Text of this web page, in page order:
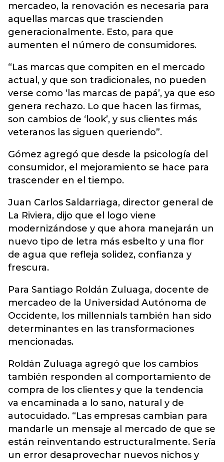
mercadeo, la renovación es necesaria para
aquellas marcas que trascienden
generacionalmente. Esto, para que
aumenten el número de consumidores.
“Las marcas que compiten en el mercado
actual, y que son tradicionales, no pueden
verse como ‘las marcas de papá’, ya que eso
genera rechazo. Lo que hacen las firmas,
son cambios de ‘look’, y sus clientes más
veteranos las siguen queriendo”.
Gómez agregó que desde la psicología del
consumidor, el mejoramiento se hace para
trascender en el tiempo.
Juan Carlos Saldarriaga, director general de
La Riviera, dijo que el logo viene
modernizándose y que ahora manejarán un
nuevo tipo de letra más esbelto y una flor
de agua que refleja solidez, confianza y
frescura.
Para Santiago Roldán Zuluaga, docente de
mercadeo de la Universidad Autónoma de
Occidente, los millennials también han sido
determinantes en las transformaciones
mencionadas.
Roldán Zuluaga agregó que los cambios
también responden al comportamiento de
compra de los clientes y que la tendencia
va encaminada a lo sano, natural y de
autocuidado. “Las empresas cambian para
mandarle un mensaje al mercado de que se
están reinventando estructuralmente. Sería
un error desaprovechar nuevos nichos y